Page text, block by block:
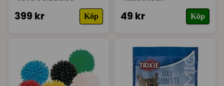
399 kr Köp 49 kr Köp